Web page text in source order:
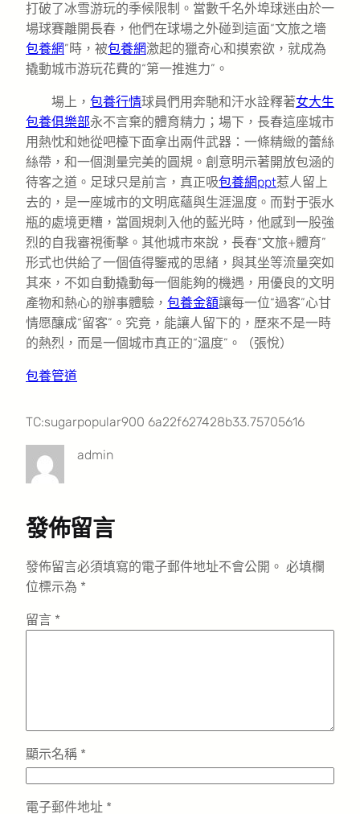
打破了冰雪游玩的季候限制。當數千名外埠球迷由於一
場球賽離開長春，他們在球場之外碰到這面“文旅之墻
包養網”時，被包養網激起的獵奇心和摸索欲，就成為
撬動城市游玩花費的“第一推進力”。
場上， 包養行情球員們用奔馳和汗水詮釋著女大生
包養俱樂部永不言棄的體育精力；場下，長春這座城市
用熱忱和她從吧檯下面拿出兩件武器：一條精緻的蕾絲
絲帶，和一個測量完美的圓規。創意明示著開放包涵的
待客之道。足球只是前言，真正吸包養網ppt惹人留上
去的，是一座城市的文明底蘊與生涯溫度。而對于張水
瓶的處境更糟，當圓規刺入他的藍光時，他感到一股強
烈的自我審視衝擊。其他城市來說，長春“文旅+體育”
形式也供給了一個值得鑒戒的思緒，與其坐等流量突如
其來，不如自動撬動每一個能夠的機遇，用優良的文明
產物和熱心的辦事體驗， 包養金額讓每一位“過客”心甘
情愿釀成“留客”。究竟，能讓人留下的，歷來不是一時
的熱烈，而是一個城市真正的“溫度”。（張悅）
包養管道
TC:sugarpopular900 6a22f627428b33.75705616
admin
發佈留言
發佈留言必須填寫的電子郵件地址不會公開。 必填欄
位標示為 *
留言 *
顯示名稱 *
電子郵件地址 *